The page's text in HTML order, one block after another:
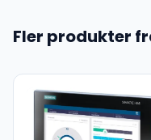
Fler produkter